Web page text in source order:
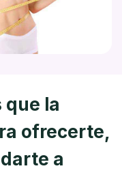
que la
ofrecerte,
a